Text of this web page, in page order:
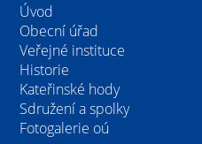
Úvod
Obecní úřad
Veřejné instituce
Historie
Kateřinské hody
Sdružení a spolky
Fotogalerie oú